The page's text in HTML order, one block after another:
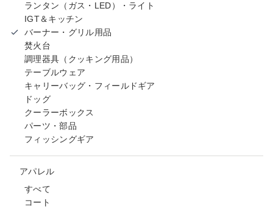
ランタン（ガス・LED）・ライト
IGT＆キッチン
バーナー・グリル用品
焚火台
調理器具（クッキング用品）
テーブルウェア
キャリーバッグ・フィールドギア
ドッグ
クーラーボックス
パーツ・部品
フィッシングギア
アパレル
すべて
コート